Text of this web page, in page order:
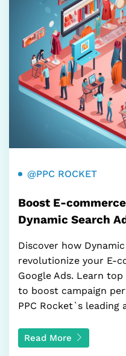
@PPC ROCKET
Boost E-
Dynamic Search
Discover how
revolutionize your E-
Google Ads. Learn
to boost campaign
PPC Rocket`s leading
Read More